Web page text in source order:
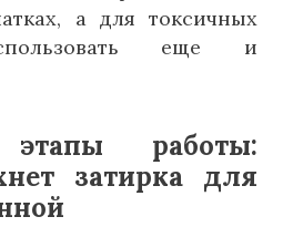
а для токсичных
еще и
работы:
затирка для